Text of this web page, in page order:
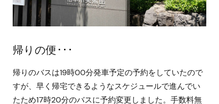
帰りの便･･･
帰りのバスは19時00分発車予定の予約をしていたので
すが、早く帰宅できるようなスケジュールで進んでい
たため17時20分のバスに予約変更しました。手数料無